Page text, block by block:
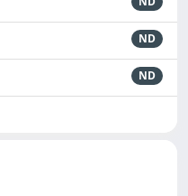
ND
ND